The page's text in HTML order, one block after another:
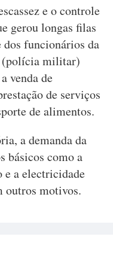
e o controle
gerou longas filas
funcionários da
(polícia militar)
venda de
de serviços
de alimentos.
a demanda da
básicos como a
e a electricidade
outros motivos.